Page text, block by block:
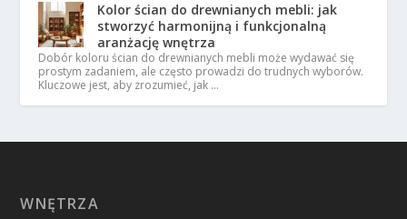
Kolor ścian do drewnianych mebli: jak
stworzyć harmonijną i funkcjonalną
aranżację wnętrza
Dobór koloru ścian do drewnianych mebli może wydawać się
prostym zadaniem, ale często prowadzi do trudnych wyborów.
Kluczowe jest, aby zrozumieć, jak …
WNĘTRZA